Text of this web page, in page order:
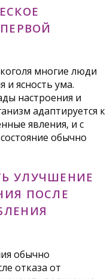
многие люди
и ясность ума.
настроения и
адаптируется к
явления, и с
обычно
УЛУЧШЕНИЕ
ПОСЛЕ
обычно
отказа от